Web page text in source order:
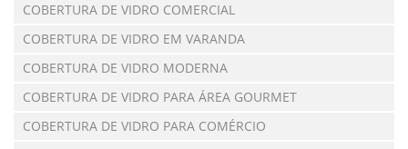
COBERTURA DE VIDRO COMERCIAL
COBERTURA DE VIDRO EM VARANDA
COBERTURA DE VIDRO MODERNA
COBERTURA DE VIDRO PARA ÁREA GOURMET
COBERTURA DE VIDRO PARA COMÉRCIO